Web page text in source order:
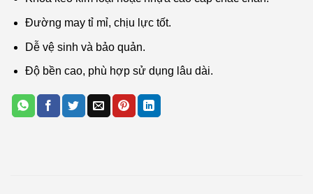
Đường may tỉ mỉ, chịu lực tốt.
Dễ vệ sinh và bảo quản.
Độ bền cao, phù hợp sử dụng lâu dài.